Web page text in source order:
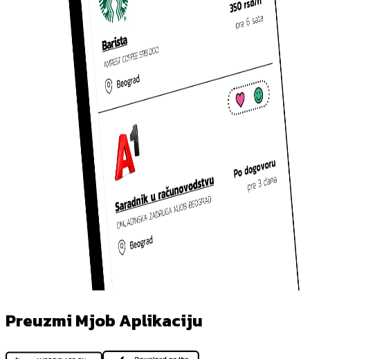
Preuzmi Mjob Aplikaciju